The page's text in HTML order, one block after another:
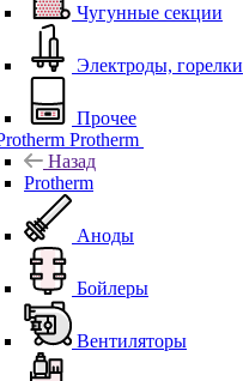
Чугунные секции
Электроды, горелки
Прочее
Protherm
Назад
Protherm
Аноды
Бойлеры
Вентиляторы